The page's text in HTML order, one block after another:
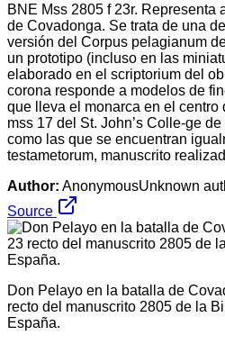
BNE Mss 2805 f 23r. Representa
de Covadonga. Se trata de una
versión del Corpus pelagianum
un prototipo (incluso en las
elaborado en el scriptorium del
corona responde a modelos de
que lleva el monarca en el centro
mss 17 del St. John’s Colle-ge
como las que se encuentran
testametorum, manuscrito
Author: AnonymousUnknown
Source
Don Pelayo en la batalla de
recto del manuscrito 2805 de la
España.